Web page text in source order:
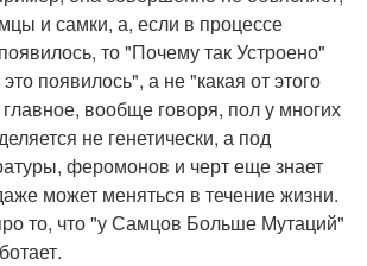
и самки, а, если в процессе
то "Почему так Устроено"
появилось", а не "какая от этого
вообще говоря, пол у многих
не генетически, а под
феромонов и черт еще знает
может меняться в течение жизни.
то, что "у Самцов Больше Мутаций"